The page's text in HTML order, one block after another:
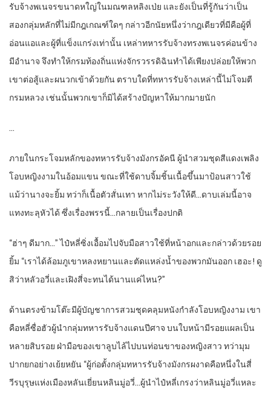
รับจ้างพเนจรขนาดหใญ่ในมณฑลหลิงเป่ย และยังเป็นที่รู้กันว่าเป็น
สองกลุ่มหลักที่ไม่มีกฎเกณฑ์ใดๆ กล่าวอีกนัยหนึ่งว่ากฎเดียวที่มีคือผู้ที่
อ่อนแอและผู้ที่แข็งแกร่งเท่านั้น เหล่าทหารรับจ้างทรงพเนจรค่อนข้าง
มีอำนาจ จึงทำให้กรมท้องถิ่นแห่งจักรวรรดิฉินทำได้เพียงปล่อยให้พวก
เขาต่อสู้และผนวกเข้าด้วยกัน ตราบใดที่ทหารรับจ้างเหล่านี้ไม่โจมตี
กรมหลวง เช่นนั้นพวกเขาก็มิได้สร้างปัญหาให้มากมายนัก
…
ภายในกระโจมหลักของทหารรับจ้างมังกรอัคนี ผู้นำสวมชุดสีแดงเพลิง
โอบหญิงงามในอ้อมแขน ขณะที่ใช้ดาบจิ้มชิ้นเนื้อขึ้นมาป้อนสาวใช้
แม้ว่านางจะยิ้ม ทว่าก็เนื้อตัวสั่นเทา หากไม่ระวังให้ดี…ดาบเล่มนี้อาจ
แทงทะลุหัวได้ ซึ่งเรื่องพรรนี้…กลายเป็นเรื่องปกติ
“ฮ่าๆ ดีมาก…” ไป๋หลี่ซิ่งเอื้อมไปจับมือสาวใช้ที่หน้าอกและกล่าวด้วยรอย
ยิ้ม “เราได้ล้อมภูเขาหลงหยานและตัดแหล่งน้ำของพวกมันออก เฮอะ! ดู
สิว่าหลัวอวี่และเฝิงสี่จะทนได้นานแค่ไหน?”
ด้านตรงข้ามโต๊ะมีผู้บัญชาการสวมชุดคลุมหนังกำลังโอบหญิงงาม เขา
คือหลี่ซื่อฮัวผู้นำกลุ่มทหารรับจ้างแดนปีศาจ บนใบหน้ามีรอยแผลเป็น
หลายสิบรอย ฝ่ามือของเขาลูบไล้ไปบนท่อนขาของหญิงสาว ทว่ามุม
ปากยกอย่างเย้ยหยัน “ผู้ก่อตั้งกลุ่มทหารรับจ้างมังกรผงาดคือหนึ่งในสี่
วีรบุรุษแห่งเมืองหลันเยี่ยนหลินมู่อวี่…ผู้นำไป๋หลี่เกรงว่าหลินมู่อวี่แหละ